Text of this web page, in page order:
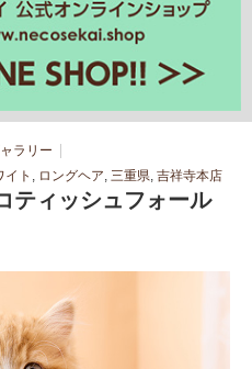
ラリー
イト , ロングヘア, 三重県, 吉祥寺本店
ティッシュフォール